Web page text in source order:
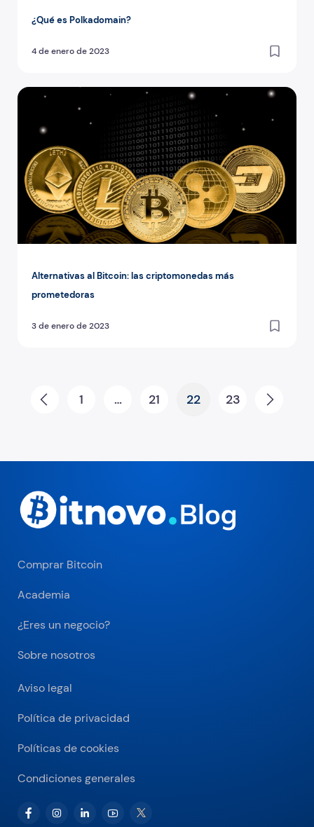
¿Qué es Polkadomain?
4 de enero de 2023
Alternativas al Bitcoin: las criptomonedas más
prometedoras
3 de enero de 2023
Alternativas al Bitcoin: las criptomonedas más
Paginación de entradas
Prev 1 … 21 22 23 Next
Comprar Bitcoin
Academia
¿Eres un negocio?
Sobre nosotros
Aviso legal
Política de privacidad
Políticas de cookies
Condiciones generales